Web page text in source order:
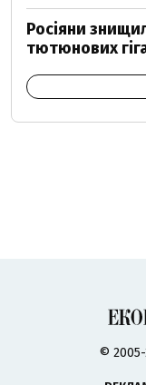
Росіяни
тютюнових
©